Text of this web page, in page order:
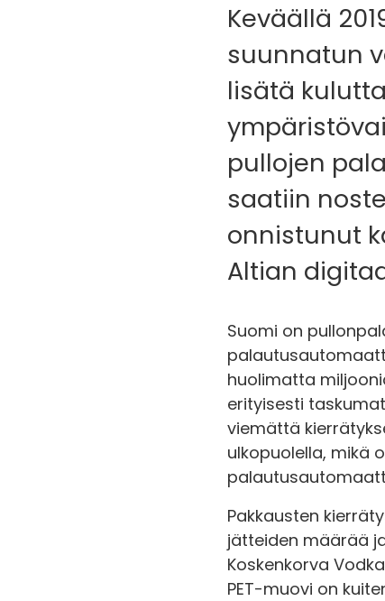
Keväällä
suunnatun
lisätä
pullojen
saatiin
onnistunut
Altian
Suomi on
huolimatta
erityisesti
viemättä
ulkopuolella, mikä
Pakkausten
jätteiden määrää
Koskenkorva
PET-muovi on